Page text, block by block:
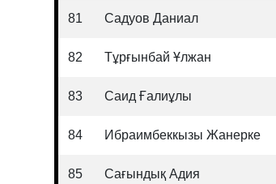
81 Садуов Даниал
82 Тұрғынбай Ұлжан
83 Саид Ғалиұлы
84 Ибраимбеккызы Жанерке
85 Сағындық Адия